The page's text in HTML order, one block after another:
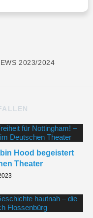
2023/2024
Hood begeistert
Theater